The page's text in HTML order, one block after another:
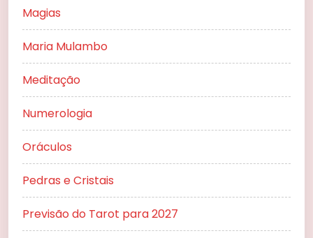
Magias
Maria Mulambo
Meditação
Numerologia
Oráculos
Pedras e Cristais
Previsão do Tarot para 2027